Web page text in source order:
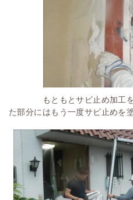
もともとサビ止め加工をし
た部分にはもう一度サビ止めを